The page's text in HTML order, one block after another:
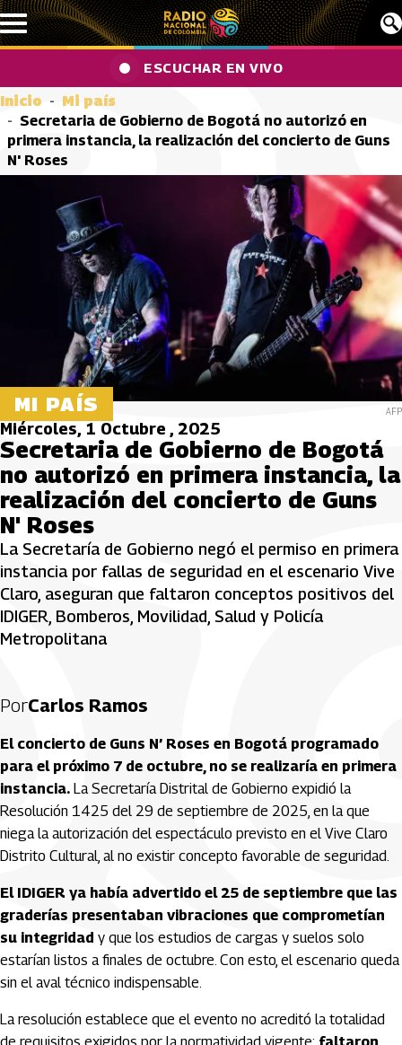
Pasar al contenido principal
ESCUCHAR EN VIVO
Inicio
Mi país
Secretaria de Gobierno de Bogotá no autorizó en
primera instancia, la realización del concierto de Guns
N' Roses
MI PAÍS AFP
Miércoles, 1 Octubre , 2025
Secretaria de Gobierno de Bogotá
no autorizó en primera instancia, la
realización del concierto de Guns
N' Roses
La Secretaría de Gobierno negó el permiso en primera
instancia por fallas de seguridad en el escenario Vive
Claro, aseguran que faltaron conceptos positivos del
IDIGER, Bomberos, Movilidad, Salud y Policía
Metropolitana
PorCarlos Ramos
El concierto de Guns N’ Roses en Bogotá programado
para el próximo 7 de octubre, no se realizaría en primera
instancia. La Secretaría Distrital de Gobierno expidió la
Resolución 1425 del 29 de septiembre de 2025, en la que
niega la autorización del espectáculo previsto en el Vive Claro
Distrito Cultural, al no existir concepto favorable de seguridad.
El IDIGER ya había advertido el 25 de septiembre que las
graderías presentaban vibraciones que comprometían
su integridad y que los estudios de cargas y suelos solo
estarían listos a finales de octubre. Con esto, el escenario queda
sin el aval técnico indispensable.
La resolución establece que el evento no acreditó la totalidad